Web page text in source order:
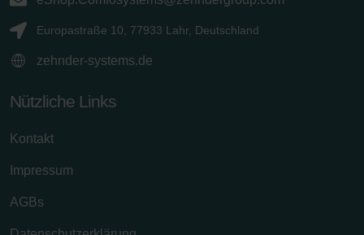
Europastraße 10, 77933 Lahr, Deutschland
zehnder-systems.de
Nützliche Links
Kontakt
Impressum
AGBs